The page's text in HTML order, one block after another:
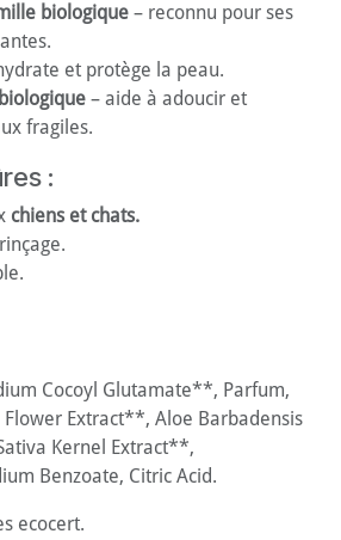
biologique – reconnu pour ses
et protège la peau.
– aide à adoucir et
fragiles.
:
chiens et chats.
Cocoyl Glutamate**, Parfum,
Extract**, Aloe Barbadensis
Kernel Extract**,
Benzoate, Citric Acid.
ecocert.